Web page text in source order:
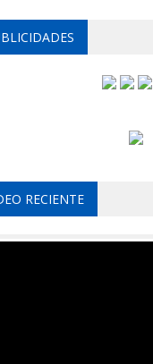
RECIENTE